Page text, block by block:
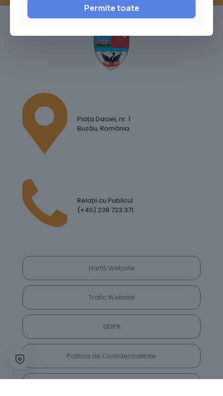
Piața Daciei, nr. 1
Buzău, România
Relații cu Publicul
(+40) 238 723 371
Hartă Website
Trafic Website
GDPR
Politica de Confidențialitate
Permite toate